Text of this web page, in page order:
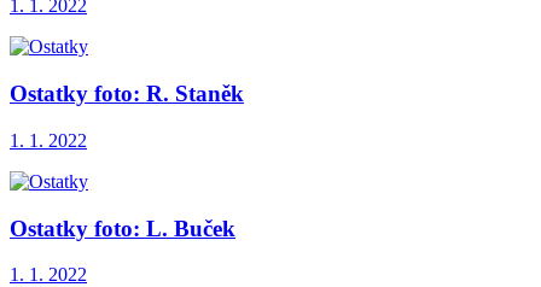
1. 1. 2022
Ostatky foto: R. Staněk
1. 1. 2022
Ostatky foto: L. Buček
1. 1. 2022